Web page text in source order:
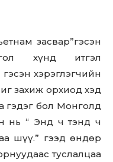
засвар”гэсэн
хүнд итгэл
хэрэглэгчийн
захиж орхиод хэд
гэдэг бол Монголд
нь “ Энд ч тэнд ч
шүү.” гээд өндөр
туслалцаа